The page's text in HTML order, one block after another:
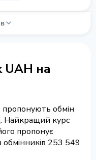
UAH на
пропонують обмін
. Найкращий курс
пропонує
253 549